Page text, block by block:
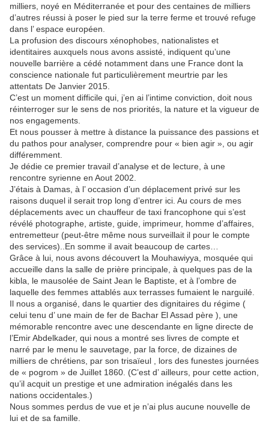
milliers, noyé en Méditerranée et pour des centaines de milliers
d’autres réussi à poser le pied sur la terre ferme et trouvé refuge
dans l’ espace européen.
La profusion des discours xénophobes, nationalistes et
identitaires auxquels nous avons assisté, indiquent qu’une
nouvelle barrière a cédé notamment dans une France dont la
conscience nationale fut particulièrement meurtrie par les
attentats De Janvier 2015.
C’est un moment difficile qui, j’en ai l’intime conviction, doit nous
réinterroger sur le sens de nos priorités, la nature et la vigueur de
nos engagements.
Et nous pousser à mettre à distance la puissance des passions et
du pathos pour analyser, comprendre pour « bien agir », ou agir
différemment.
Je dédie ce premier travail d’analyse et de lecture, à une
rencontre syrienne en Aout 2002.
J’étais à Damas, à l’ occasion d’un déplacement privé sur les
raisons duquel il serait trop long d’entrer ici. Au cours de mes
déplacements avec un chauffeur de taxi francophone qui s’est
révélé photographe, artiste, guide, imprimeur, homme d’affaires,
entremetteur (peut-être même nous surveillait il pour le compte
des services)..En somme il avait beaucoup de cartes…
Grâce à lui, nous avons découvert la Mouhawiyya, mosquée qui
accueille dans la salle de prière principale, à quelques pas de la
kibla, le mausolée de Saint Jean le Baptiste, et à l’ombre de
laquelle des femmes attablés aux terrasses fumaient le narguilé.
Il nous a organisé, dans le quartier des dignitaires du régime (
celui tenu d’ une main de fer de Bachar El Assad père ), une
mémorable rencontre avec une descendante en ligne directe de
l’Emir Abdelkader, qui nous a montré ses livres de compte et
narré par le menu le sauvetage, par la force, de dizaines de
milliers de chrétiens, par son trisaïeul , lors des funestes journées
de « pogrom » de Juillet 1860. (C’est d’ ailleurs, pour cette action,
qu’il acquit un prestige et une admiration inégalés dans les
nations occidentales.)
Nous sommes perdus de vue et je n’ai plus aucune nouvelle de
lui et de sa famille.